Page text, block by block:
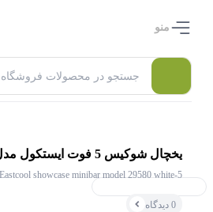
منو
یخچال شوکیس 5 فوت ایستکول مدل 29580 سفید
5-foot Eastcool showcase minibar model 29580 white
0 دیدگاه